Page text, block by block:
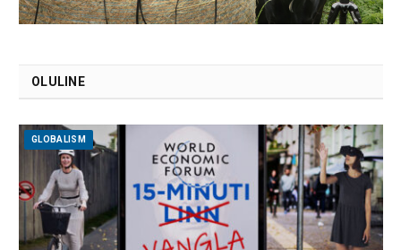
OLULINE
GLOBALISM